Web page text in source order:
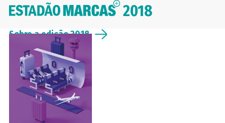
2018
Sobre a edição 2018